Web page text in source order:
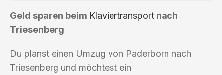
Geld sparen beim Klaviertransport nach
Triesenberg
Du planst einen Umzug von Paderborn nach
Triesenberg und möchtest ein